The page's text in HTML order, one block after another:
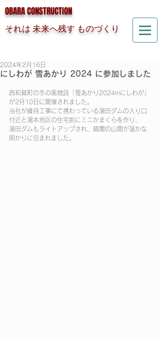
OBARA CONSTRUCTION
それは 未来へ残す ものづくり
にしわが 雪あかり 2024 に参加しました
2024年2月16日
西和賀町の冬の風物詩「雪あかり2024inにしわが」
が2月10日に開催されました。
当社が維持工事にて携わっている湯田ダムの入り口
付近と湯本地区の住宅前にミニかまくらを作り、
湯田ダムもライトアップされ、暗闇の山間が温かな
明かりに包まれました。